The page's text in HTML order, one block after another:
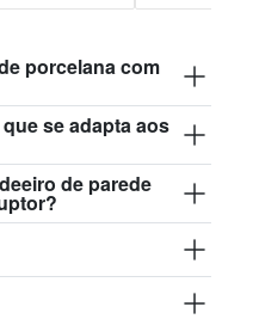
porcelana com
se adapta aos
de parede